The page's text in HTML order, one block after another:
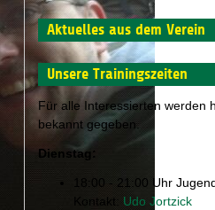
Aktuelles aus dem Verein
Unsere Trainingszeiten
Für alle Interessierten werden
bekannt gegeben.
Dienstag:
18:00 - 21:00 Uhr
Kontakt: Udo Jortzick